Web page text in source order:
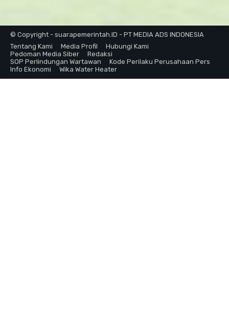
© Copyright - suarapemerintah.ID - PT MEDIA ADS INDONESIA
Tentang Kami
Media Profil
Hubungi Kami
Pedoman Media Siber
Redaksi
SOP Perlindungan Wartawan
Kode Perilaku Perusahaan Pers
Info Ekonomi
Wika Water Heater